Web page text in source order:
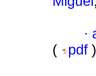
·
(
pdf )